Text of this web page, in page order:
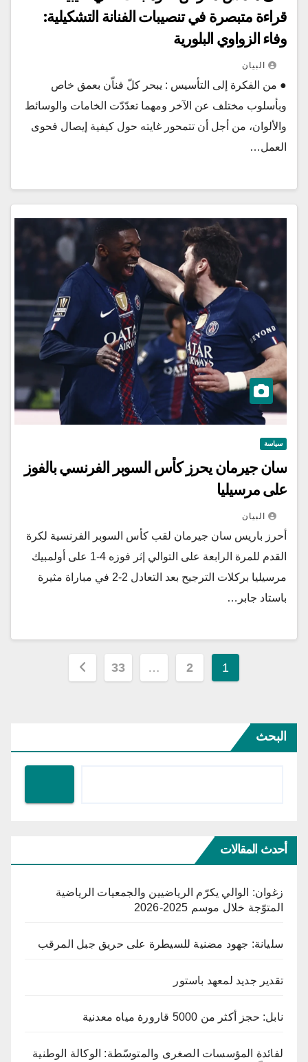
قراءة متبصرة في تنصيبات الفنانة التشكيلية:
وفاء الزواوي البلورية
البيان
● من الفكرة إلى التأسيس : يبحر كلّ فناّن بعمق خاص
وبأسلوب مختلف عن الآخر ومهما تعدّدّت الخامات والوسائط
والألوان، من أجل أن تتمحور غايته حول كيفية إيصال فحوى
العمل…
سياسة
سان جيرمان يحرز كأس السوبر الفرنسي بالفوز
على مرسيليا
البيان
أحرز باريس سان جيرمان لقب كأس ​السوبر الفرنسية لكرة
القدم للمرة الرابعة على التوالي إثر فوزه 4-1 على أولمبيك
مرسيليا بركلات الترجيح بعد التعادل 2-2 في مباراة مثيرة
باستاد ‌جابر…
تعدد
1
2
…
33
البحث
أحدث المقالات
زغوان: الوالي يكرّم الرياضيين والجمعيات الرياضية
المتوّجة خلال موسم 2025-2026
سليانة: جهود مضنية للسيطرة على حريق جبل المرقب
تقدير جديد لمعهد باستور
نابل: حجز أكثر من 5000 قارورة مياه معدنية
لفائدة المؤسسات الصغرى والمتوسّطة: الوكالة الوطنية